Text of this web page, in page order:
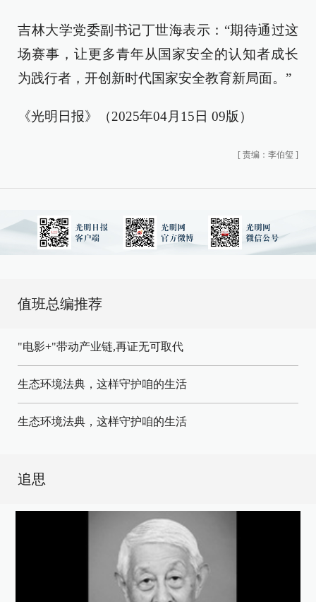
吉林大学党委副书记丁世海表示：“期待通过这
场赛事，让更多青年从国家安全的认知者成长
为践行者，开创新时代国家安全教育新局面。”
《光明日报》（2025年04月15日 09版）
[ 责编：李伯玺 ]
值班总编推荐
"电影+"带动产业链,再证无可取代
生态环境法典，这样守护咱的生活
生态环境法典，这样守护咱的生活
追思